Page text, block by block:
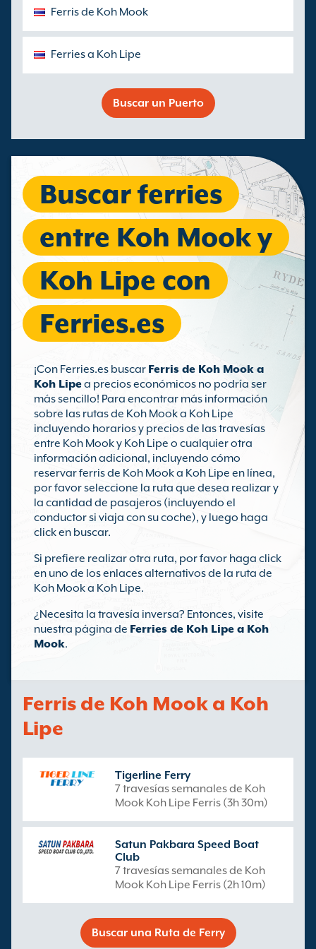
Ferris de Koh Mook
Ferries a Koh Lipe
Buscar un Puerto
Buscar ferries
entre Koh Mook y
Koh Lipe con
Ferries.es
¡Con Ferries.es buscar Ferris de Koh Mook a
Koh Lipea precios económicos no podría ser
más sencillo! Para encontrar más información
sobre las rutas de Koh Mook a Koh Lipe
incluyendo horarios y precios de las travesías
entre Koh Mook y Koh Lipe o cualquier otra
información adicional, incluyendo cómo
reservar ferris de Koh Mook a Koh Lipe en línea,
por favor seleccione la ruta que desea realizar y
la cantidad de pasajeros (incluyendo el
conductor si viaja con su coche), y luego haga
click en buscar.
Si prefiere realizar otra ruta, por favor haga click
en uno de los enlaces alternativos de la ruta de
Koh Mook a Koh Lipe.
¿Necesita la travesía inversa? Entonces, visite
nuestra página de Ferries de Koh Lipe a Koh
Mook.
Ferris de Koh Mook a Koh
Lipe
Tigerline Ferry
7 travesías semanales de Koh
Mook Koh Lipe Ferris (3h 30m)
Satun Pakbara Speed Boat
Club
7 travesías semanales de Koh
Mook Koh Lipe Ferris (2h 10m)
Buscar una Ruta de Ferry